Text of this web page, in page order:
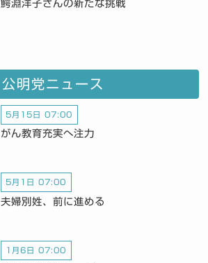
鰐淵洋子さんの新たな挑戦
公明党ニュース
5月15日 07:00
がん教育充実へ注力
5月1日 07:00
夫婦別姓、前に進める
1月6日 07:00